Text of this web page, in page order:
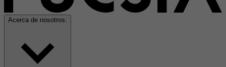
Acerca de nosotros: